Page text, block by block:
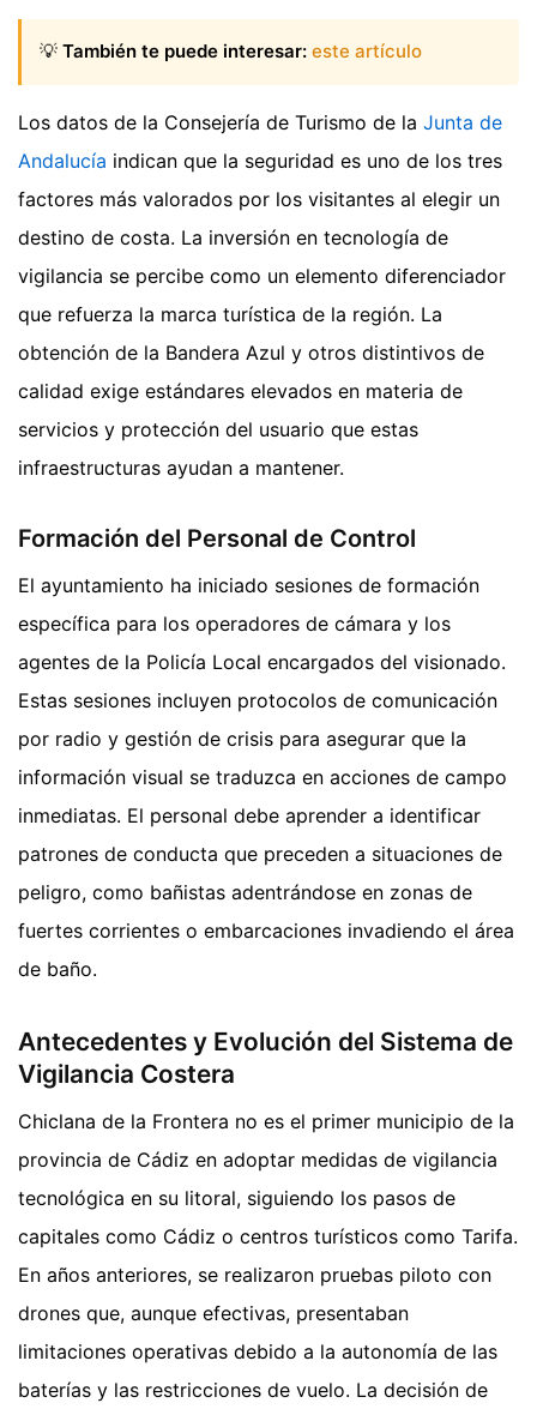
💡 También te puede interesar: este artículo
Los datos de la Consejería de Turismo de la Junta de
Andalucía indican que la seguridad es uno de los tres
factores más valorados por los visitantes al elegir un
destino de costa. La inversión en tecnología de
vigilancia se percibe como un elemento diferenciador
que refuerza la marca turística de la región. La
obtención de la Bandera Azul y otros distintivos de
calidad exige estándares elevados en materia de
servicios y protección del usuario que estas
infraestructuras ayudan a mantener.
Formación del Personal de Control
El ayuntamiento ha iniciado sesiones de formación
específica para los operadores de cámara y los
agentes de la Policía Local encargados del visionado.
Estas sesiones incluyen protocolos de comunicación
por radio y gestión de crisis para asegurar que la
información visual se traduzca en acciones de campo
inmediatas. El personal debe aprender a identificar
patrones de conducta que preceden a situaciones de
peligro, como bañistas adentrándose en zonas de
fuertes corrientes o embarcaciones invadiendo el área
de baño.
Antecedentes y Evolución del Sistema de
Vigilancia Costera
Chiclana de la Frontera no es el primer municipio de la
provincia de Cádiz en adoptar medidas de vigilancia
tecnológica en su litoral, siguiendo los pasos de
capitales como Cádiz o centros turísticos como Tarifa.
En años anteriores, se realizaron pruebas piloto con
drones que, aunque efectivas, presentaban
limitaciones operativas debido a la autonomía de las
baterías y las restricciones de vuelo. La decisión de